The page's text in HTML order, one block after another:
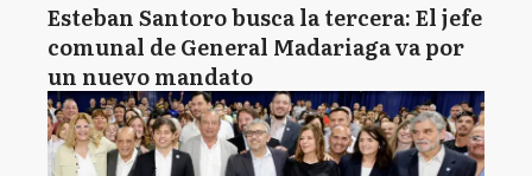
Esteban Santoro busca la tercera: El jefe
comunal de General Madariaga va por
un nuevo mandato